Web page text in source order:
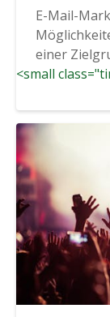
E-Mail-
einer
<small